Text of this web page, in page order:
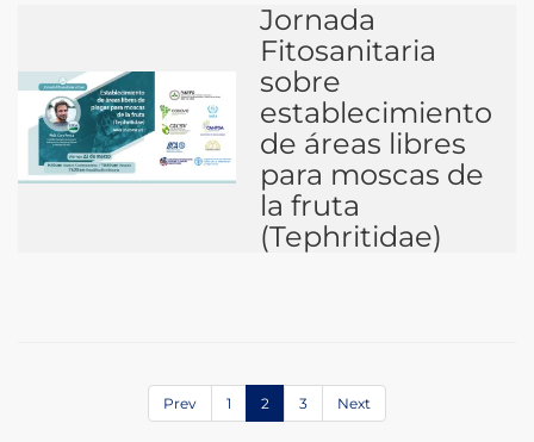
Jornada
Fitosanitaria
sobre
establecimiento
de áreas libres
para moscas de
la fruta
(Tephritidae)
Prev 1 2 3 Next